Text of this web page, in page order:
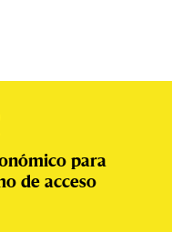
para
de acceso